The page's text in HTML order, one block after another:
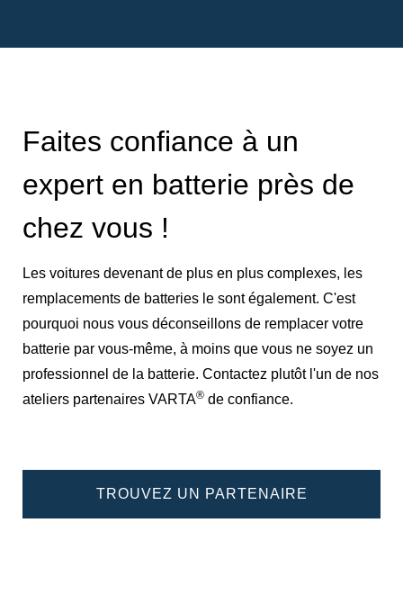
Faites confiance à un
expert en batterie près de
chez vous !
Les voitures devenant de plus en plus complexes, les
remplacements de batteries le sont également. C'est
pourquoi nous vous déconseillons de remplacer votre
batterie par vous-même, à moins que vous ne soyez un
professionnel de la batterie. Contactez plutôt l'un de nos
ateliers partenaires VARTA® de confiance.
TROUVEZ UN PARTENAIRE